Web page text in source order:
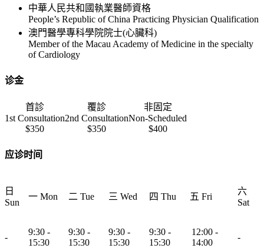
中華人民共和國執業醫師資格
People’s Republic of China Practicing Physician Qualification
澳門醫學專科學院院士(心臟科)
Member of the Macau Academy of Medicine in the specialty
of Cardiology
诊金
首診
1st Consultation
覆診
2nd Consultation
非固定
Non-Scheduled
$350
$350 $400
应诊时间
日
Sun
一 Mon 二 Tue 三 Wed 四 Thu 五 Fri
六
Sat
-
9:30 -
15:30
9:30 -
15:30
9:30 -
15:30
9:30 -
15:30
12:00 -
14:00
-